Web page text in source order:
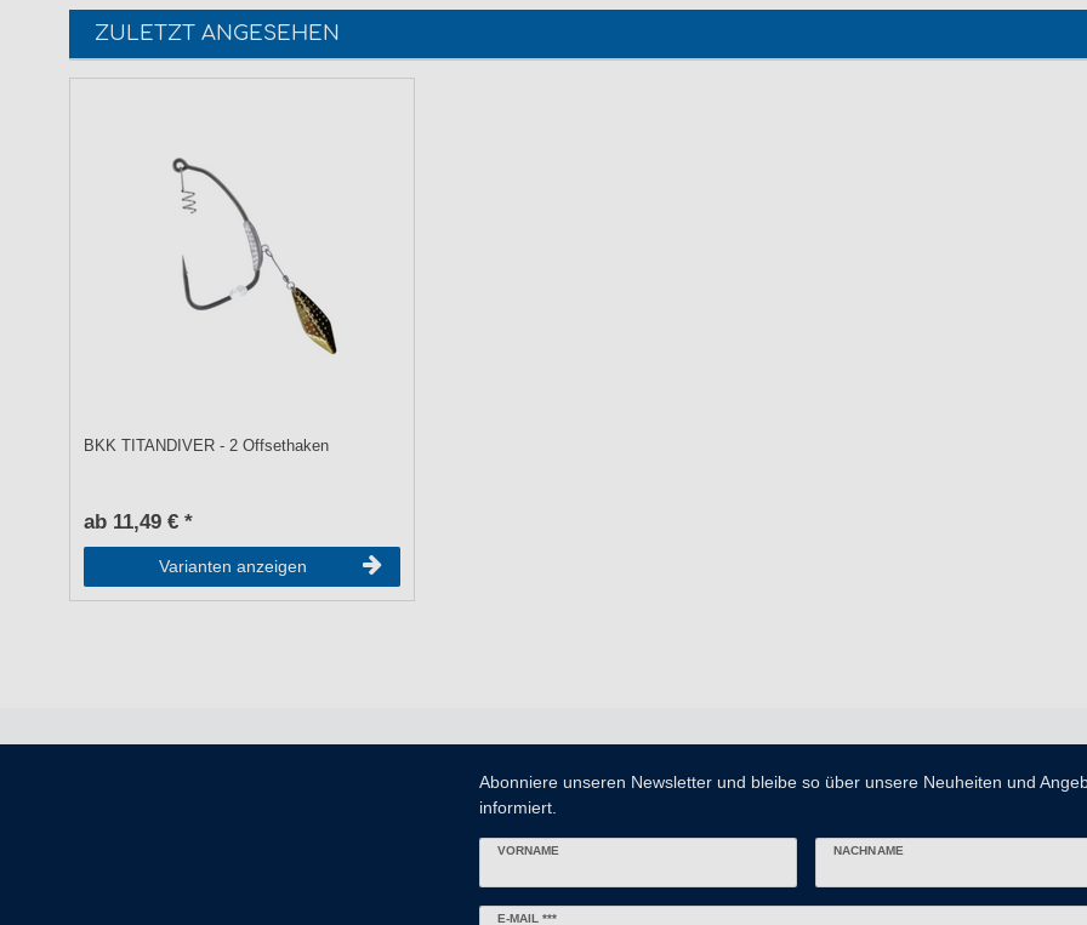
ZULETZT ANGESEHEN
BKK TITANDIVER - 2 Offsethaken
ab 11,49 € *
Varianten anzeigen
Abonniere unseren Newsletter und bleibe so über unsere Neuheiten und
informiert.
VORNAME NACHNAME
E-MAIL ***
Newsletter